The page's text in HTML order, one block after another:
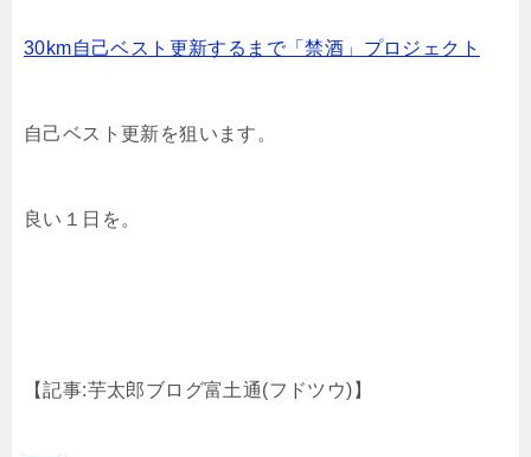
30km自己ベスト更新するまで「禁酒」プロジェクト
自己ベスト更新を狙います。
良い１日を。
【記事:芋太郎ブログ富土通(フドツウ)】